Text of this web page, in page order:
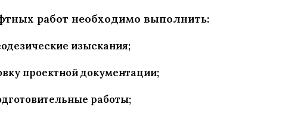
работ необходимо выполнить:
изыскания;
проектной документации;
работы;